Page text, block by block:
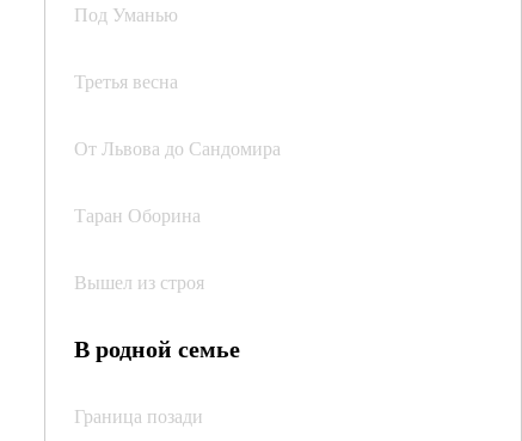
Под Уманью
Третья весна
От Львова до Сандомира
Таран Оборина
Вышел из строя
В родной семье
Граница позади